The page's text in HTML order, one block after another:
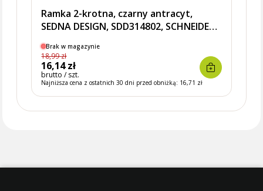
Ramka 2-krotna, czarny antracyt,
SEDNA DESIGN, SDD314802, SCHNEIDER
Brak w magazynie
18,99 zł
16,14 zł
brutto / szt.
Najniższa cena z ostatnich 30 dni przed obniżką: 16,71 zł